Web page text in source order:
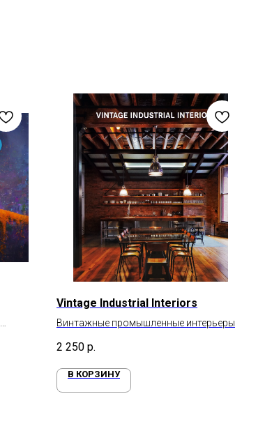
Vintage Industrial Interiors
Винтажные промышленные интерьеры
2 250 р.
В КОРЗИНУ